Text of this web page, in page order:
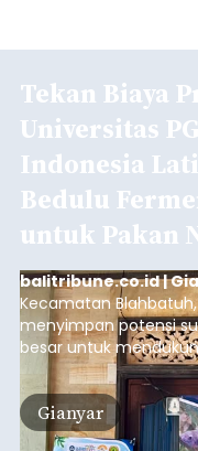
Tekan Biaya
Universitas
Indonesia
Bedulu
untuk Pakan
balitribune.co.id |
Kecamatan
menyimpan potensi
besar untuk
nila.
Gianyar